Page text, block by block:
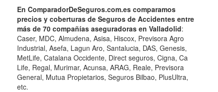
En ComparadorDeSeguros.com.es comparamos
precios y coberturas de Seguros de Accidentes entre
más de 70 compañías aseguradoras en Valladolid:
Caser, MDC, Almudena, Asisa, Hiscox, Previsora Agro
Industrial, Asefa, Lagun Aro, Santalucia, DAS, Genesis,
MetLife, Catalana Occidente, Direct seguros, Cigna, Ca
Life, Regal, Murimar, Acunsa, ARAG, Reale, Previsora
General, Mutua Propietarios, Seguros Bilbao, PlusUltra,
etc.